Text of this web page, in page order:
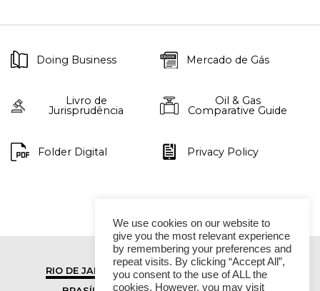
Doing Business Mercado de Gás
Livro de
Jurisprudência
Oil & Gas
Comparative Guide
Folder Digital Privacy Policy
RIO DE JANEIRO
SÃO PAULO
We use cookies on our website to
give you the most relevant experience
by remembering your preferences and
repeat visits. By clicking “Accept All”,
you consent to the use of ALL the
cookies. However, you may visit